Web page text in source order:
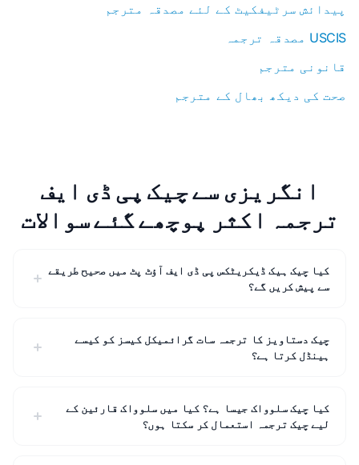
پیدائش سرٹیفکیٹ کے لئے مصدقہ مترجم
USCIS مصدقہ ترجمہ
قانونی مترجم
صحت کی دیکھ بھال کے مترجم
انگریزی سے چیک پی ڈی ایف
ترجمہ اکثر پوچھے گئے سوالات
کیا چیک ہیک ڈیکریٹکس پی ڈی ایف آؤٹ پٹ میں صحیح طریقے
سے پیش کریں گے؟
چیک دستاویز کا ترجمہ سات گرائمیکل کیسز کو کیسے
ہینڈل کرتا ہے؟
کیا چیک سلوواک جیسا ہے؟ کیا میں سلوواک قارئین کے
لیے چیک ترجمہ استعمال کر سکتا ہوں؟